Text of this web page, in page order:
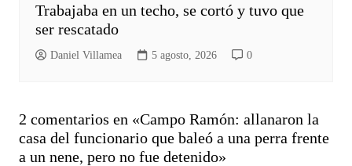
Trabajaba en un techo, se cortó y tuvo que
ser rescatado
Daniel Villamea 5 agosto, 2026 0
2 comentarios en «Campo Ramón: allanaron la
casa del funcionario que baleó a una perra frente
a un nene, pero no fue detenido»